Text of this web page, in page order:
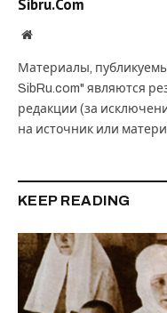
Sibru.Com
Website
Материалы,
SibRu.com" являются
редакции (за
на источник или
KEEP READING